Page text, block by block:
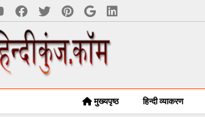
मुख्यपृष्ठ हिन्दी व्याकरण